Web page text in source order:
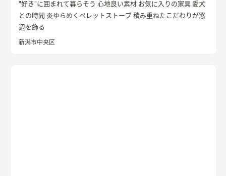
"好き"に囲まれて暮らそう 心地良い素材 お気に入りの家具 愛犬
との時間 炎ゆらめくペレットストーブ 積み重ねたこだわりが窓
辺を飾る
新潟市中央区